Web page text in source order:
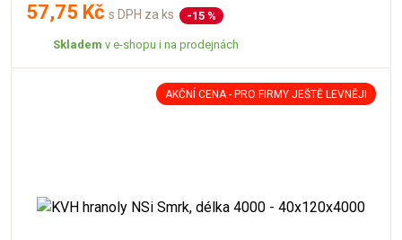
57,75 Kč s DPH za ks -15 %
Skladem v e-shopu i na prodejnách
AKČNÍ CENA - PRO FIRMY JEŠTĚ LEVNĚJI